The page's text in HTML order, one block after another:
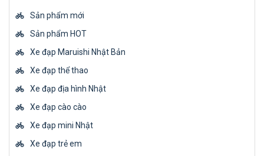
Sản phẩm mới
Sản phẩm HOT
Xe đạp Maruishi Nhật Bản
Xe đạp thể thao
Xe đạp địa hình Nhật
Xe đạp cào cào
Xe đạp mini Nhật
Xe đạp trẻ em